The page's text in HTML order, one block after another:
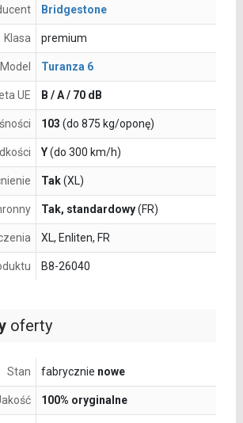
oferty
Stan fabrycznie nowe
100% oryginalne
Bridgestone
Klasa premium
Model Turanza 6
UE B / A / 70 dB
103 (do 875 kg/oponę)
Y(do 300 km/h)
Tak(XL)
Tak, standardowy(FR)
XL, Enliten, FR
B8-26040